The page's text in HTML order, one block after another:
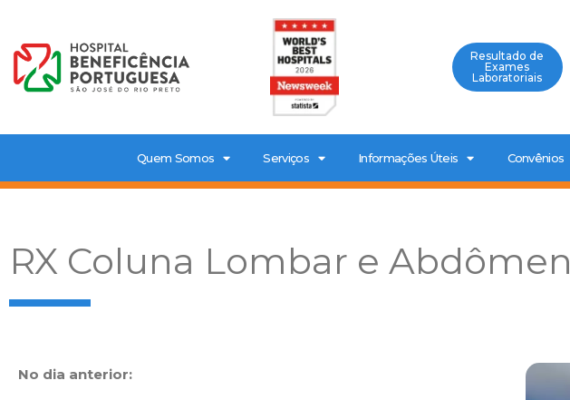
Resultado de
Exames
Laboratoriais
Quem Somos Serviços Informações Úteis Convênios
RX Coluna Lombar e Abdômen
No dia anterior: